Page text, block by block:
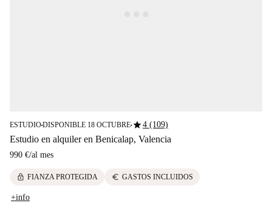
ESTUDIO■DISPONIBLE 18 OCTUBRE■star4 (109)
Estudio en alquiler en Benicalap, Valencia
990 €/al mes
lock FIANZA PROTEGIDA euro GASTOS INCLUIDOS
+info